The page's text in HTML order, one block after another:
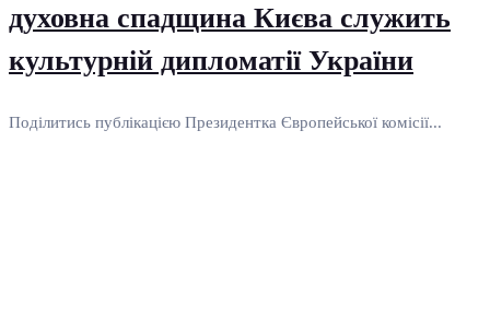
духовна спадщина Києва служить
культурній дипломатії України
Поділитись публікацією Президентка Європейської комісії...